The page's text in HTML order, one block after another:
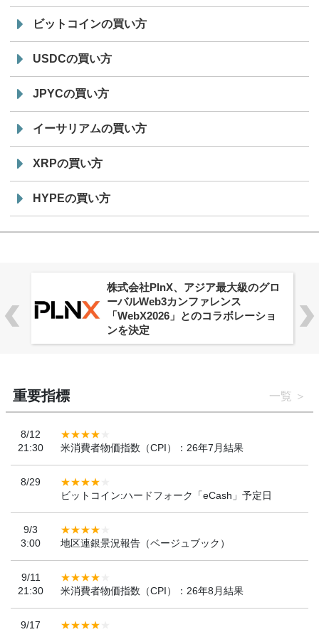
ビットコインの買い方
USDCの買い方
JPYCの買い方
イーサリアムの買い方
XRPの買い方
HYPEの買い方
株式会社PlnX、アジア最大級のグロ
ーバルWeb3カンファレンス
「WebX2026」とのコラボレーショ
ンを決定
重要指標 一覧
8/12
21:30
米消費者物価指数（CPI）：26年7月結果
8/29
ビットコイン:ハードフォーク「eCash」予定日
9/3
3:00
地区連銀景況報告（ベージュブック）
9/11
21:30
米消費者物価指数（CPI）：26年8月結果
9/17